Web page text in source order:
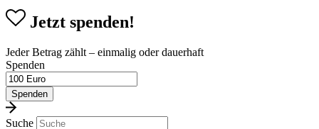
Jetzt spenden!
Jeder Betrag zählt – einmalig oder dauerhaft
Spenden
Spenden
Suche